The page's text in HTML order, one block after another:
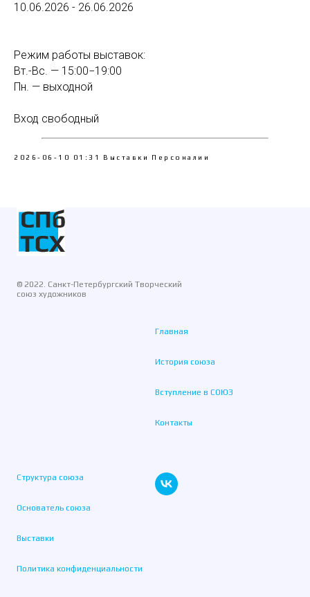
10.06.2026 - 26.06.2026
Режим работы выставок:
Вт.-Вс. — 15:00−19:00
Пн. — выходной
Вход свободный
2026-06-10 01:31 Выставки Персоналии
© 2022. Санкт-Петербургский Творческий
союз художников
Главная
История союза
Вступление в СОЮЗ
Контакты
Структура союза
Основатель союза
Выставки
Политика конфиденциальности